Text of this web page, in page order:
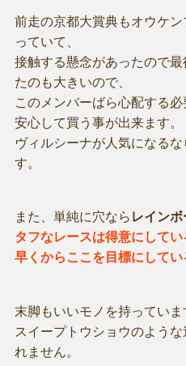
前走の京都大賞典もオウケ
っていて、
接触する懸念があったので
たのも大きいので、
このメンバーばら心配する必
安心して買う事が出来ます。
ヴィルシーナが人気になる
す。
また、単純に穴なら レイン
タフなレースは得意にしてい
早くからここを目標にしてい
末脚もいいモノを持っていま
スイープトウショウのよう
れません。